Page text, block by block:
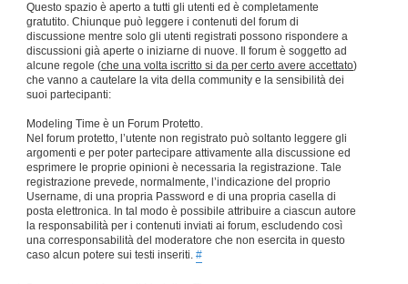
Questo spazio è aperto a tutti gli utenti ed è completamente
gratutito. Chiunque può leggere i contenuti del forum di
discussione mentre solo gli utenti registrati possono rispondere a
discussioni già aperte o iniziarne di nuove. Il forum è soggetto ad
alcune regole (che una volta iscritto si da per certo avere accettato)
che vanno a cautelare la vita della community e la sensibilità dei
suoi partecipanti:
Modeling Time è un Forum Protetto.
Nel forum protetto, l’utente non registrato può soltanto leggere gli
argomenti e per poter partecipare attivamente alla discussione ed
esprimere le proprie opinioni è necessaria la registrazione. Tale
registrazione prevede, normalmente, l’indicazione del proprio
Username, di una propria Password e di una propria casella di
posta elettronica. In tal modo è possibile attribuire a ciascun autore
la responsabilità per i contenuti inviati ai forum, escludendo così
una corresponsabilità del moderatore che non esercita in questo
caso alcun potere sui testi inseriti. #